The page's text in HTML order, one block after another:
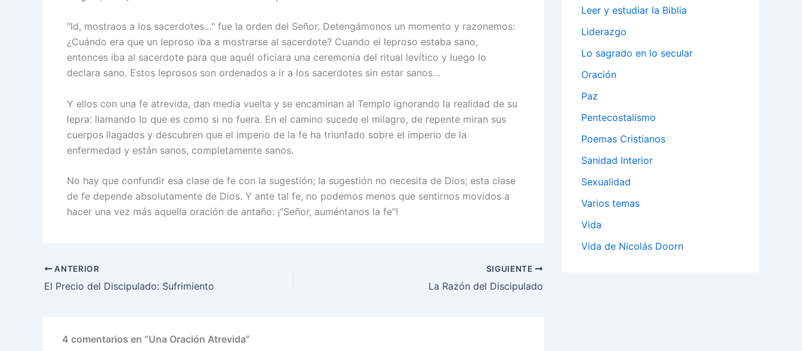
"Id, mostraos a los sacerdotes…" fue la orden del Señor. Detengámonos un momento y razonemos:
¿Cuándo era que un leproso iba a mostrarse al sacerdote? Cuando el leproso estaba sano,
entonces iba al sacerdote para que aquél oficiara una ceremonia del ritual levítico y luego lo
declara sano. Estos leprosos son ordenados a ir a los sacerdotes sin estar sanos…
Y ellos con una fe atrevida, dan media vuelta y se encaminan al Templo ignorando la realidad de su
lepra: llamando lo que es como si no fuera. En el camino sucede el milagro, de repente miran sus
cuerpos llagados y descubren que el imperio de la fe ha triunfado sobre el imperio de la
enfermedad y están sanos, completamente sanos.
No hay que confundir esa clase de fe con la sugestión; la sugestión no necesita de Dios; esta clase
de fe depende absolutamente de Dios. Y ante tal fe, no podemos menos que sentirnos movidos a
hacer una vez más aquella oración de antaño: ¡"Señor, auméntanos la fe"!
ANTERIOR
El Precio del Discipulado: Sufrimiento
SIGUIENTE
La Razón del Discipulado
4 comentarios en “Una Oración Atrevida”
Leer y estudiar la Biblia
Liderazgo
Lo sagrado en lo secular
Oración
Paz
Pentecostalismo
Poemas Cristianos
Sanidad Interior
Sexualidad
Varios temas
Vida
Vida de Nicolás Doorn